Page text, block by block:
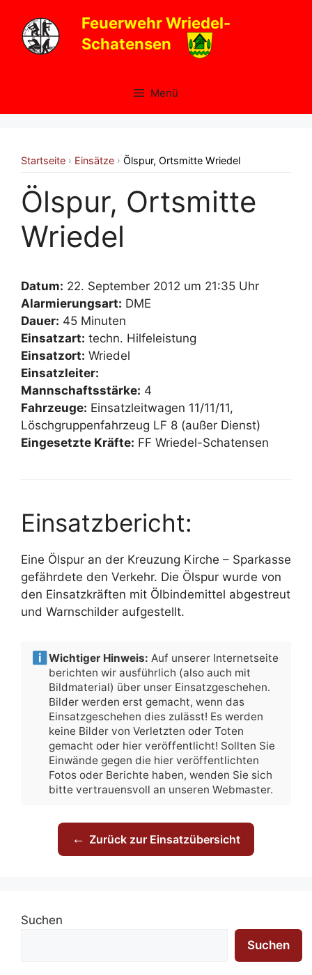
Inhalt
springen
Feuerwehr Wriedel-
Schatensen
Menü
Startseite › Einsätze › Ölspur, Ortsmitte Wriedel
Ölspur, Ortsmitte
Wriedel
Datum: 22. September 2012 um 21:35 Uhr
Alarmierungsart: DME
Dauer: 45 Minuten
Einsatzart: techn. Hilfeleistung
Einsatzort: Wriedel
Einsatzleiter:
Mannschaftsstärke: 4
Fahrzeuge: Einsatzleitwagen 11/11/11,
Löschgruppenfahrzeug LF 8 (außer Dienst)
Eingesetzte Kräfte: FF Wriedel-Schatensen
Einsatzbericht:
Eine Ölspur an der Kreuzung Kirche – Sparkasse
gefährdete den Verkehr. Die Ölspur wurde von
den Einsatzkräften mit Ölbindemittel abgestreut
und Warnschilder aufgestellt.
Wichtiger Hinweis: Auf unserer Internetseite
berichten wir ausführlich (also auch mit
Bildmaterial) über unser Einsatzgeschehen.
Bilder werden erst gemacht, wenn das
Einsatzgeschehen dies zulässt! Es werden
keine Bilder von Verletzten oder Toten
gemacht oder hier veröffentlicht! Sollten Sie
Einwände gegen die hier veröffentlichten
Fotos oder Berichte haben, wenden Sie sich
bitte vertrauensvoll an unseren Webmaster.
← Zurück zur Einsatzübersicht
Suchen
Suchen